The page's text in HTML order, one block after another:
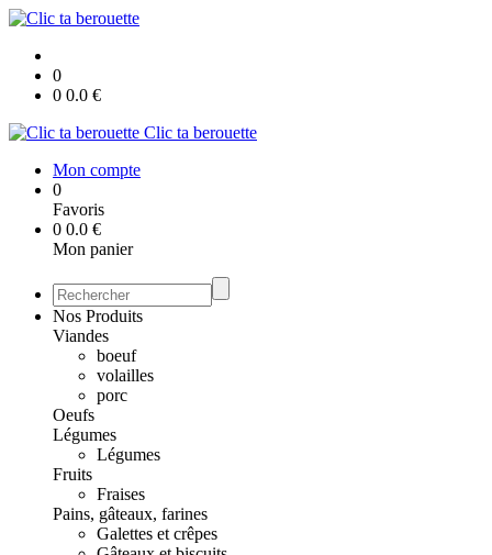
0
0 0.0 €
Clic ta berouette
Mon compte
0
Favoris
0 0.0 €
Mon panier
Nos Produits
Viandes
boeuf
volailles
porc
Oeufs
Légumes
Légumes
Fruits
Fraises
Pains, gâteaux, farines
Galettes et crêpes